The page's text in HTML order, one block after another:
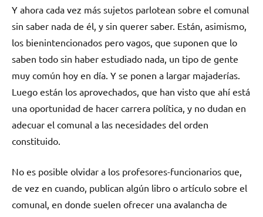
Y ahora cada vez más sujetos parlotean sobre el comunal
sin saber nada de él, y sin querer saber. Están, asimismo,
los bienintencionados pero vagos, que suponen que lo
saben todo sin haber estudiado nada, un tipo de gente
muy común hoy en día. Y se ponen a largar majaderías.
Luego están los aprovechados, que han visto que ahí está
una oportunidad de hacer carrera política, y no dudan en
adecuar el comunal a las necesidades del orden
constituido.
No es posible olvidar a los profesores-funcionarios que,
de vez en cuando, publican algún libro o artículo sobre el
comunal, en donde suelen ofrecer una avalancha de